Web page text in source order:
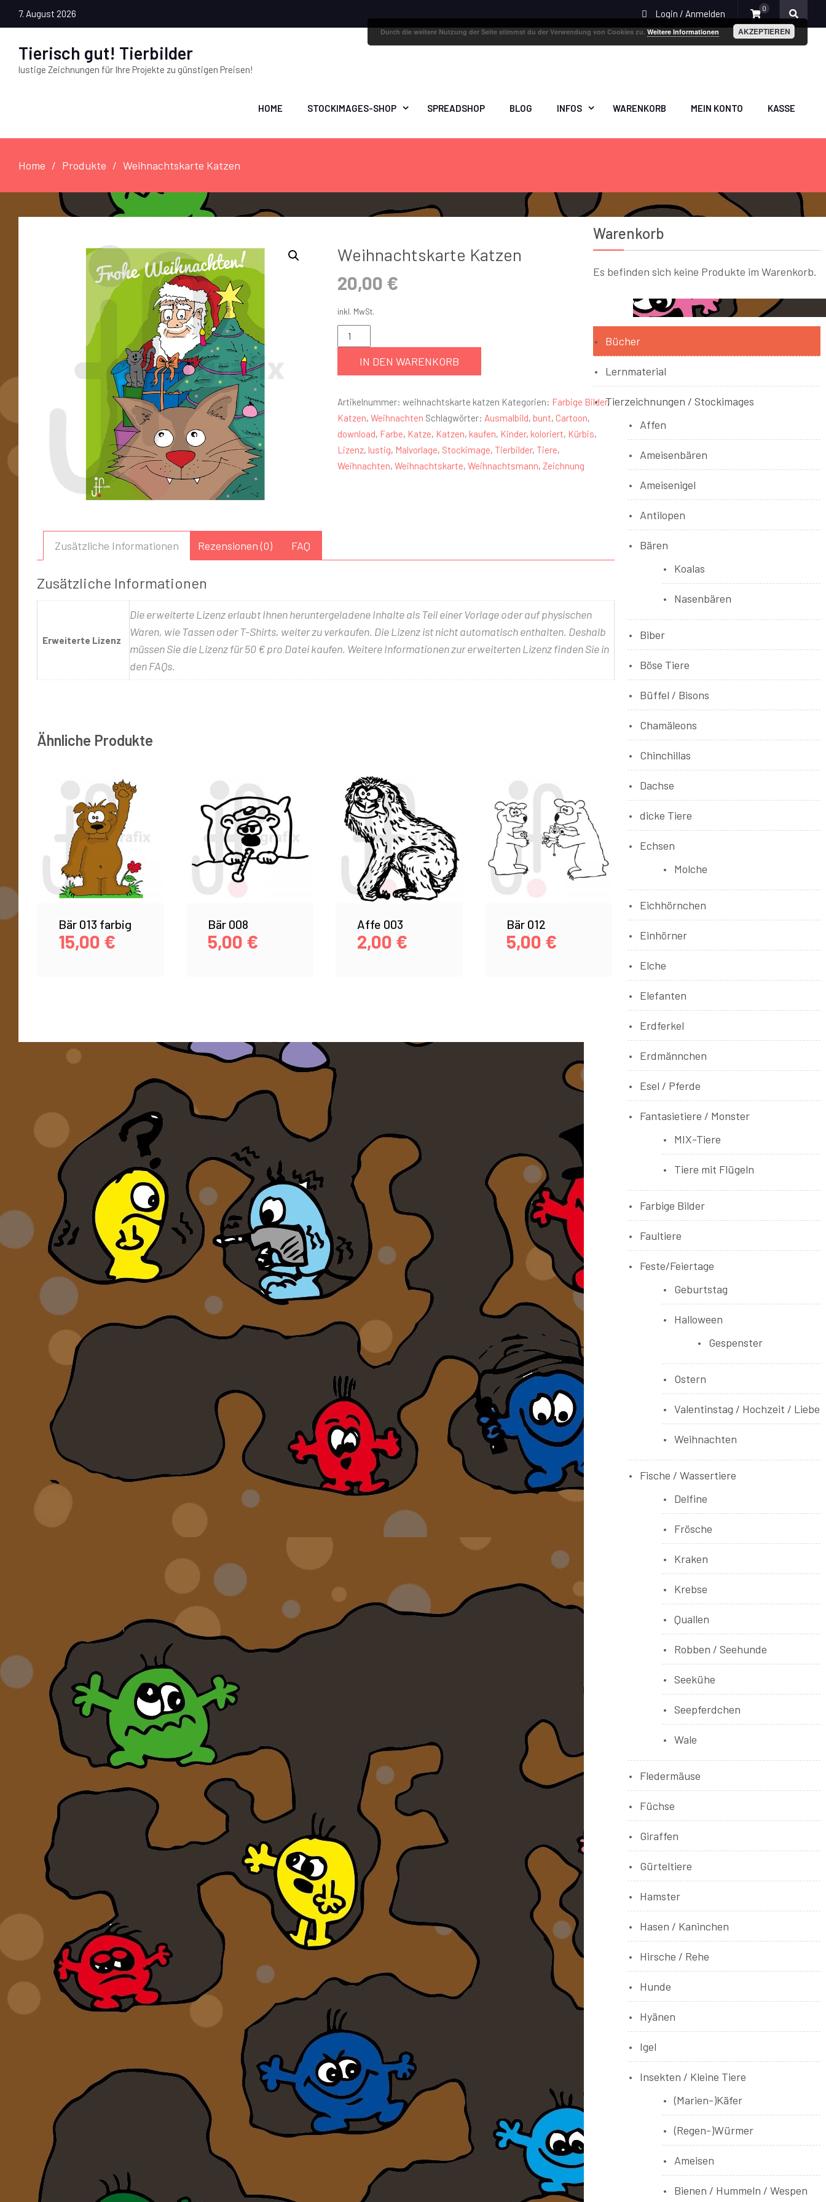
7. August 2026 Login / Anmelden 0
Tierisch gut! Tierbilder
lustige Zeichnungen für Ihre Projekte zu günstigen Preisen!
HOME STOCKIMAGES-SHOP SPREADSHOP BLOG INFOS WARENKORB MEIN KONTO KASSE
Home Produkte Weihnachtskarte Katzen
Weihnachtskarte Katzen
20,00 €
inkl. MwSt.
IN DEN WARENKORB
Artikelnummer: weihnachtskarte katzen Kategorien: Farbige Bilder,
Katzen, Weihnachten Schlagwörter: Ausmalbild, bunt, Cartoon,
download, Farbe, Katze, Katzen, kaufen, Kinder, koloriert, Kürbis,
Lizenz, lustig, Malvorlage, Stockimage, Tierbilder, Tiere,
Weihnachten, Weihnachtskarte, Weihnachtsmann, Zeichnung
Zusätzliche Informationen Rezensionen (0) FAQ
Zusätzliche Informationen
Erweiterte Lizenz
Die erweiterte Lizenz erlaubt Ihnen heruntergeladene Inhalte als Teil einer Vorlage oder auf physischen
Waren, wie Tassen oder T-Shirts, weiter zu verkaufen. Die Lizenz ist nicht automatisch enthalten. Deshalb
müssen Sie die Lizenz für 50 € pro Datei kaufen. Weitere Informationen zur erweiterten Lizenz finden Sie in
den FAQs.
Ähnliche Produkte
Bär 013 farbig
15,00 €
Bär 008
5,00 €
Affe 003
2,00 €
Bär 012
5,00 €
Warenkorb
Es befinden sich keine Produkte im Warenkorb.
Bücher
Lernmaterial
Tierzeichnungen / Stockimages
Affen
Ameisenbären
Ameisenigel
Antilopen
Bären
Koalas
Nasenbären
Biber
Böse Tiere
Büffel / Bisons
Chamäleons
Chinchillas
Dachse
dicke Tiere
Echsen
Molche
Eichhörnchen
Einhörner
Elche
Elefanten
Erdferkel
Erdmännchen
Esel / Pferde
Fantasietiere / Monster
MIX-Tiere
Tiere mit Flügeln
Farbige Bilder
Faultiere
Feste/Feiertage
Geburtstag
Halloween
Gespenster
Ostern
Valentinstag / Hochzeit / Liebe
Weihnachten
Fische / Wassertiere
Delfine
Frösche
Kraken
Krebse
Quallen
Robben / Seehunde
Seekühe
Seepferdchen
Wale
Fledermäuse
Füchse
Giraffen
Gürteltiere
Hamster
Hasen / Kaninchen
Hirsche / Rehe
Hunde
Hyänen
Igel
Insekten / Kleine Tiere
(Marien-)Käfer
(Regen-)Würmer
Ameisen
Bienen / Hummeln / Wespen
Durch die weitere Nutzung der Seite stimmst du der Verwendung von Cookies zu. Weitere Informationen AKZEPTIEREN